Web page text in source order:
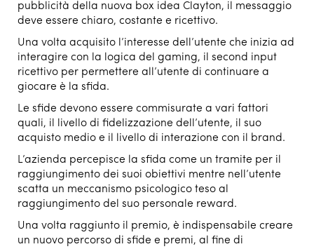
pubblicità della nuova box idea Clayton, il messaggio
deve essere chiaro, costante e ricettivo.
Una volta acquisito l’interesse dell’utente che inizia ad
interagire con la logica del gaming, il second input
ricettivo per permettere all’utente di continuare a
giocare è la sfida.
Le sfide devono essere commisurate a vari fattori
quali, il livello di fidelizzazione dell’utente, il suo
acquisto medio e il livello di interazione con il brand.
L’azienda percepisce la sfida come un tramite per il
raggiungimento dei suoi obiettivi mentre nell’utente
scatta un meccanismo psicologico teso al
raggiungimento del suo personale reward.
Una volta raggiunto il premio, è indispensabile creare
un nuovo percorso di sfide e premi, al fine di